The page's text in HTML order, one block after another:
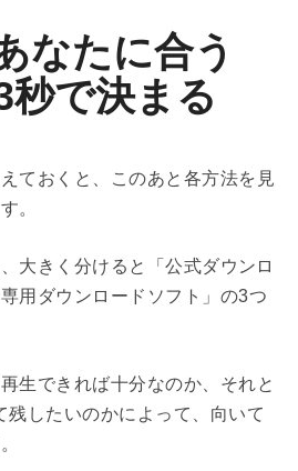
なたに合う
秒で決まる
ておくと、このあと各方法を見
。
大きく分けると「公式ダウンロ
用ダウンロードソフト」の3つ
生できれば十分なのか、それと
残したいのかによって、向いて